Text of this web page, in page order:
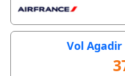
Vol